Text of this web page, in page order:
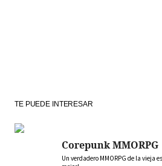
TE PUEDE INTERESAR
Corepunk MMORPG
Un verdadero MMORPG de la vieja